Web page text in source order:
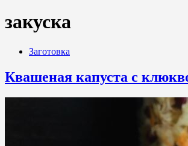
закуска
Заготовка
Квашеная капуста с